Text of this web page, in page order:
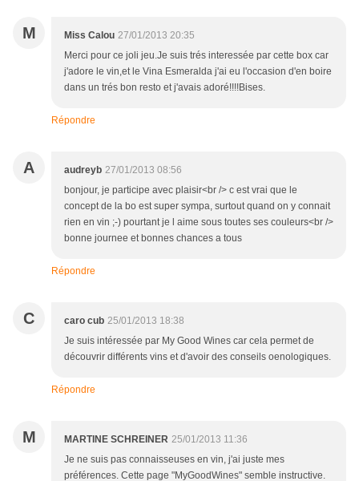
M Miss Calou 27/01/2013 20:35
Merci pour ce joli jeu.Je suis trés interessée par cette box car
j'adore le vin,et le Vina Esmeralda j'ai eu l'occasion d'en boire
dans un trés bon resto et j'avais adoré!!!!Bises.
Répondre
A audreyb 27/01/2013 08:56
bonjour, je participe avec plaisir<br /> c est vrai que le
concept de la bo est super sympa, surtout quand on y connait
rien en vin ;-) pourtant je l aime sous toutes ses couleurs<br />
bonne journee et bonnes chances a tous
Répondre
C caro cub 25/01/2013 18:38
Je suis intéressée par My Good Wines car cela permet de
découvrir différents vins et d'avoir des conseils oenologiques.
Répondre
M MARTINE SCHREINER 25/01/2013 11:36
Je ne suis pas connaisseuses en vin, j'ai juste mes
préférences. Cette page "MyGoodWines" semble instructive.